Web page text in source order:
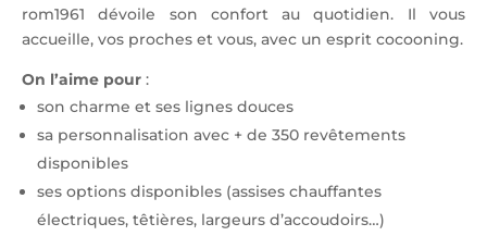
rom1961 dévoile son confort au quotidien. Il vous
accueille, vos proches et vous, avec un esprit cocooning.
On l’aime pour :
son charme et ses lignes douces
sa personnalisation avec + de 350 revêtements
disponibles
ses options disponibles (assises chauffantes
électriques, têtières, largeurs d’accoudoirs…)